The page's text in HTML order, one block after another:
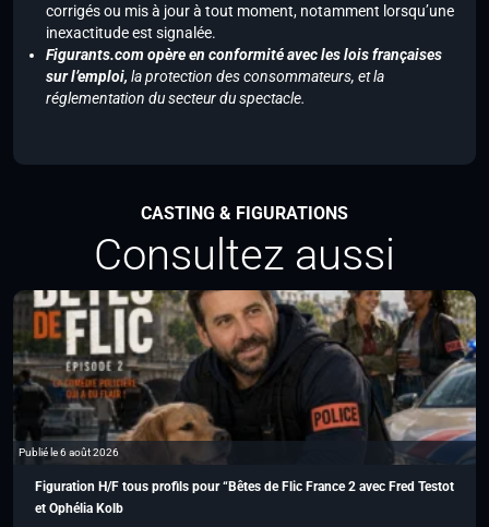
corrigés ou mis à jour à tout moment, notamment lorsqu’une
inexactitude est signalée.
Figurants.com opère en conformité avec les lois françaises
sur l’emploi, la protection des consommateurs, et la
réglementation du secteur du spectacle.
CASTING & FIGURATIONS
Consultez aussi
Publié le 6 août 2026
Figuration H/F tous profils pour “Bêtes de Flic France 2 avec Fred Testot
et Ophélia Kolb